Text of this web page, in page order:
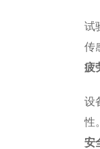
试
传
疲
设
性
安